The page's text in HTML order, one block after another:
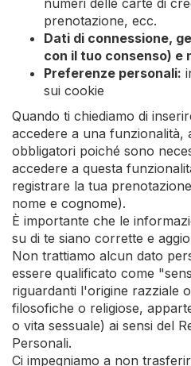
numeri delle carte di
prenotazione, ecc.
Dati di connessione,
con il tuo consenso) e
Preferenze personali:
sui cookie
Quando ti chiediamo di
accedere a una funzionalità,
obbligatori poiché sono
accedere a questa
registrare la tua
nome e cognome).
È importante che le
su di te siano corrette e
Non trattiamo alcun dato
essere qualificato come
riguardanti l'origine razziale
filosofiche o religiose,
o vita sessuale) ai sensi del
Personali.
Ci impegniamo a non